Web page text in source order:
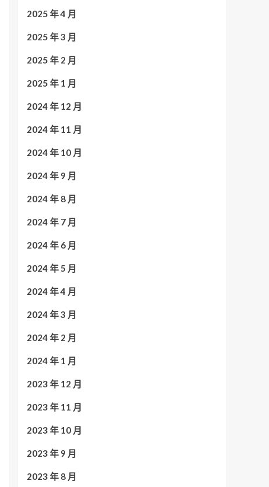
2025 年 4 月
2025 年 3 月
2025 年 2 月
2025 年 1 月
2024 年 12 月
2024 年 11 月
2024 年 10 月
2024 年 9 月
2024 年 8 月
2024 年 7 月
2024 年 6 月
2024 年 5 月
2024 年 4 月
2024 年 3 月
2024 年 2 月
2024 年 1 月
2023 年 12 月
2023 年 11 月
2023 年 10 月
2023 年 9 月
2023 年 8 月